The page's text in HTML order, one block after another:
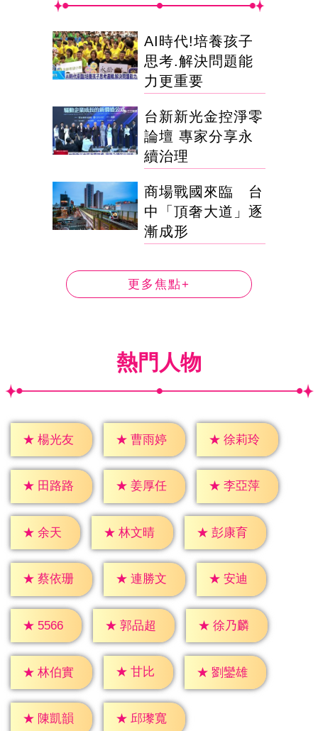
AI時代!培養孩子
思考.解決問題能
力更重要
台新新光金控淨零
論壇 專家分享永
續治理
商場戰國來臨 台
中「頂奢大道」逐
漸成形
更多焦點+
熱門人物
★ 楊光友 ★ 曹雨婷 ★ 徐莉玲
★ 田路路 ★ 姜厚任 ★ 李亞萍
★ 余天 ★ 林文晴 ★ 彭康育
★ 蔡依珊 ★ 連勝文 ★ 安迪
★ 5566 ★ 郭品超 ★ 徐乃麟
★ 林伯實 ★ 甘比 ★ 劉鑾雄
★ 陳凱韻 ★ 邱瓈寬